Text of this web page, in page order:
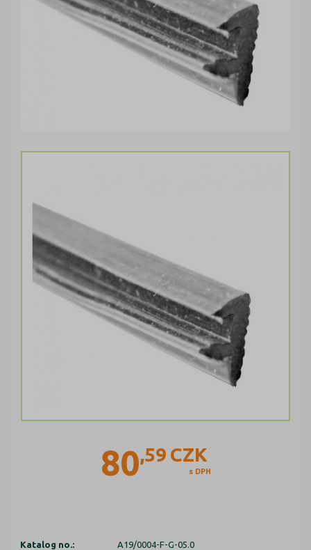
80,59 CZK
s DPH
Katalog no.:
A19/0004-F-G-05.0